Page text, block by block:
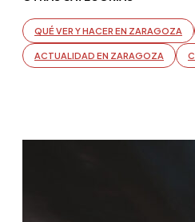
QUÉ VER Y HACER EN ZARAGOZA
ACTUALIDAD EN ZARAGOZA